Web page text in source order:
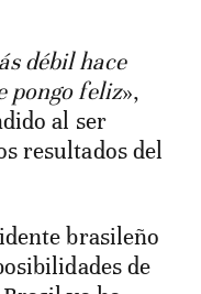
débil hace
pongo feliz»,
al ser
resultados del
brasileño
de